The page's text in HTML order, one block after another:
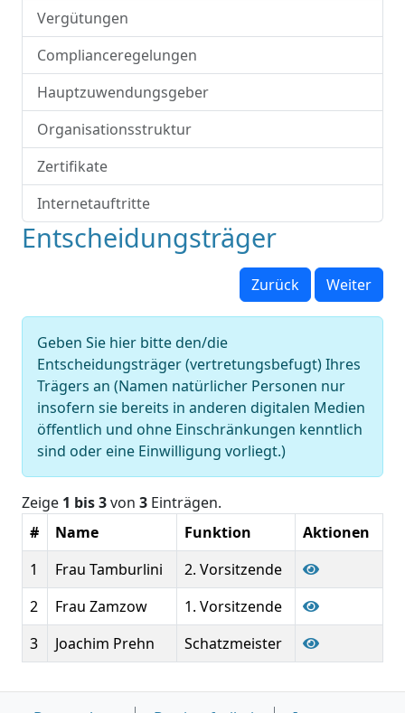
Vergütungen
Complianceregelungen
Hauptzuwendungsgeber
Organisationsstruktur
Zertifikate
Internetauftritte
Entscheidungsträger
Zurück Weiter
Geben Sie hier bitte den/die
Entscheidungsträger (vertretungsbefugt) Ihres
Trägers an (Namen natürlicher Personen nur
insofern sie bereits in anderen digitalen Medien
öffentlich und ohne Einschränkungen kenntlich
sind oder eine Einwilligung vorliegt.)
Zeige 1 bis 3von 3 Einträgen.
#
Name Funktion
Aktionen
1
Frau Tamburlini
2. Vorsitzende
2
Frau Zamzow
1. Vorsitzende
3
Joachim Prehn Schatzmeister